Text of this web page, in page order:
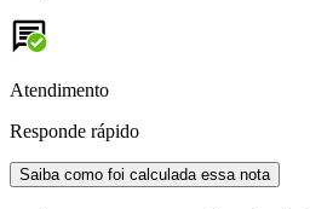
Atendimento
Responde rápido
Saiba como foi calculada essa nota